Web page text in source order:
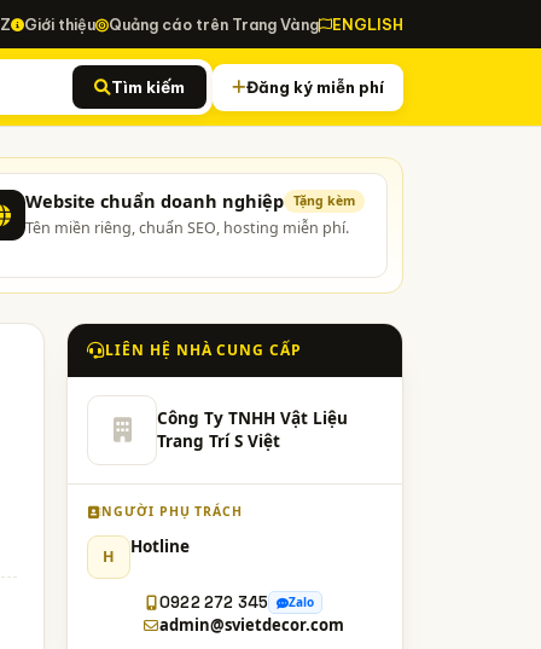
Giới thiệu Quảng cáo trên Trang Vàng ENGLISH
Tìm kiếm Đăng ký miễn phí
Website chuẩn doanh nghiệp Tặng kèm
Tên miền riêng, chuẩn SEO, hosting miễn phí.
LIÊN HỆ NHÀ CUNG CẤP
Công Ty TNHH Vật Liệu
Trang Trí S Việt
NGƯỜI PHỤ TRÁCH
H Hotline
0922 272 345 Zalo
admin@svietdecor.com